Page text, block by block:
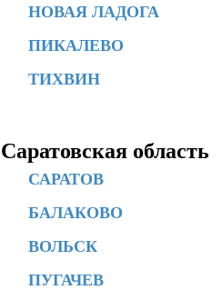
НОВАЯ ЛАДОГА
ПИКАЛЕВО
ТИХВИН
Саратовская область
САРАТОВ
БАЛАКОВО
ВОЛЬСК
ПУГАЧЕВ